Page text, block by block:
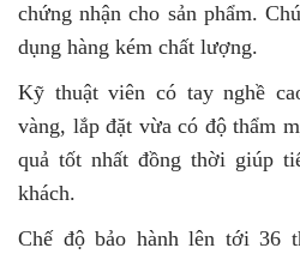
chứng nhận cho sản phẩm.
dụng hàng kém chất lượng.
Kỹ thuật viên có tay nghề
vàng, lắp đặt vừa có độ thẩm
quả tốt nhất đồng thời giúp
khách.
Chế độ bảo hành lên tới 36